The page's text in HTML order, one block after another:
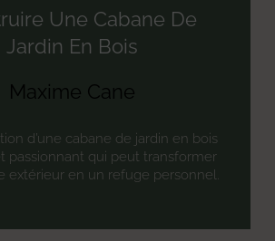
Une Cabane De
Jardin En Bois
Maxime Cane
d’une cabane de jardin en bois
passionnant qui peut transformer
extérieur en un refuge personnel.